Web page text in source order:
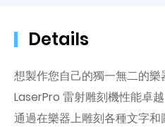
Details
想製作您自己的獨一無二的
LaserPro 雷射雕刻機性能卓
通過在樂器上雕刻各種文字和